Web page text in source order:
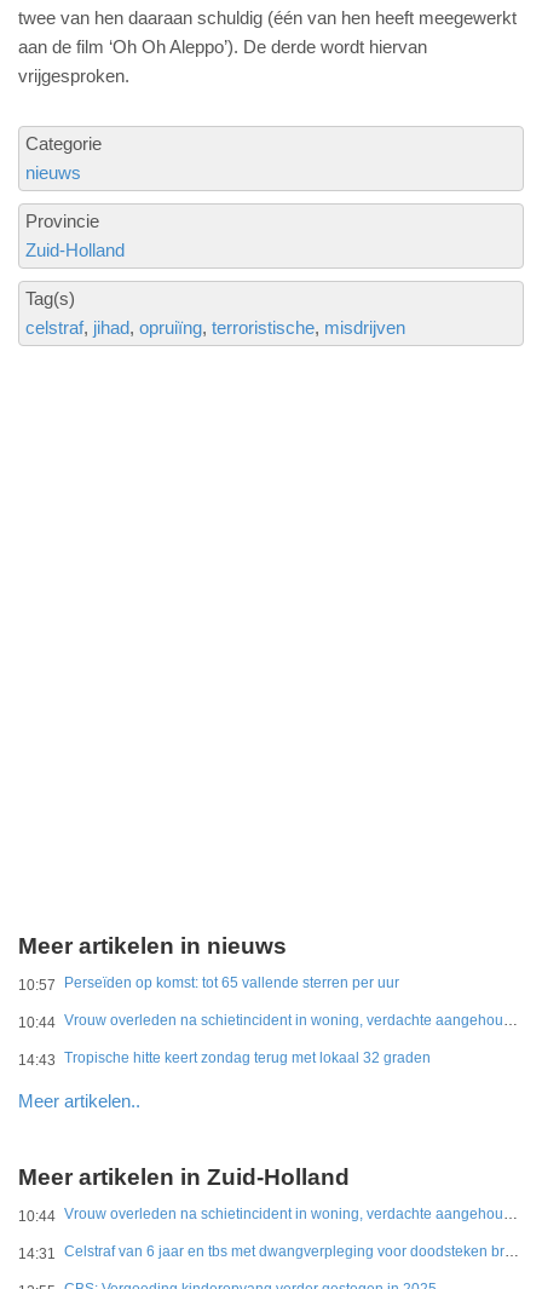
twee van hen daaraan schuldig (één van hen heeft meegewerkt
aan de film ‘Oh Oh Aleppo’). De derde wordt hiervan
vrijgesproken.
Categorie
nieuws
Provincie
Zuid-Holland
Tag(s)
celstraf jihad opruiïng terroristische misdrijven
Meer artikelen in nieuws
10:57 Perseïden op komst: tot 65 vallende sterren per uur
10:44 Vrouw overleden na schietincident in woning, verdachte aangehouden
14:43 Tropische hitte keert zondag terug met lokaal 32 graden
Meer artikelen..
Meer artikelen in Zuid-Holland
10:44 Vrouw overleden na schietincident in woning, verdachte aangehouden
14:31 Celstraf van 6 jaar en tbs met dwangverpleging voor doodsteken broer in Gouda